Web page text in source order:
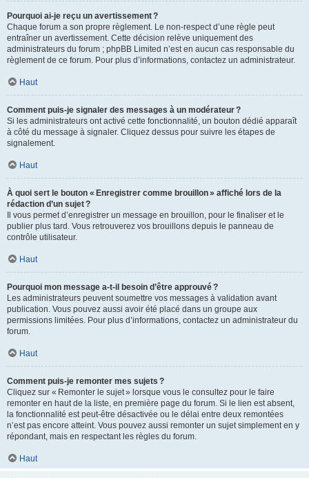
Pourquoi ai-je reçu un avertissement ?
Chaque forum a son propre règlement. Le non-respect d’une règle peut
entraîner un avertissement. Cette décision relève uniquement des
administrateurs du forum ; phpBB Limited n’est en aucun cas responsable du
règlement de ce forum. Pour plus d’informations, contactez un administrateur.
Haut
Comment puis-je signaler des messages à un modérateur ?
Si les administrateurs ont activé cette fonctionnalité, un bouton dédié apparaît
à côté du message à signaler. Cliquez dessus pour suivre les étapes de
signalement.
Haut
À quoi sert le bouton « Enregistrer comme brouillon » affiché lors de la
rédaction d’un sujet ?
Il vous permet d’enregistrer un message en brouillon, pour le finaliser et le
publier plus tard. Vous retrouverez vos brouillons depuis le panneau de
contrôle utilisateur.
Haut
Pourquoi mon message a-t-il besoin d’être approuvé ?
Les administrateurs peuvent soumettre vos messages à validation avant
publication. Vous pouvez aussi avoir été placé dans un groupe aux
permissions limitées. Pour plus d’informations, contactez un administrateur du
forum.
Haut
Comment puis-je remonter mes sujets ?
Cliquez sur « Remonter le sujet » lorsque vous le consultez pour le faire
remonter en haut de la liste, en première page du forum. Si le lien est absent,
la fonctionnalité est peut-être désactivée ou le délai entre deux remontées
n’est pas encore atteint. Vous pouvez aussi remonter un sujet simplement en y
répondant, mais en respectant les règles du forum.
Haut